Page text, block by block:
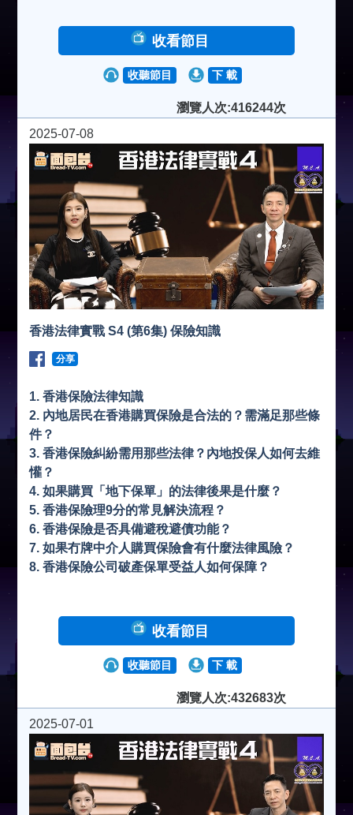
收看節目
收聽節目 下 載
瀏覽人次:416244次
2025-07-08
香港法律實戰 S4 (第6集) 保險知識
分享
1. 香港保險法律知識
2. 內地居民在香港購買保險是合法的？需滿足那些條
件？
3. 香港保險糾紛需用那些法律？內地投保人如何去維
懽？
4. 如果購買「地下保單」的法律後果是什麼？
5. 香港保險理9分的常見解決流程？
6. 香港保險是否具備避稅避債功能？
7. 如果冇牌中介人購買保險會有什麼法律風險？
8. 香港保險公司破產保單受益人如何保障？
收看節目
收聽節目 下 載
瀏覽人次:432683次
2025-07-01